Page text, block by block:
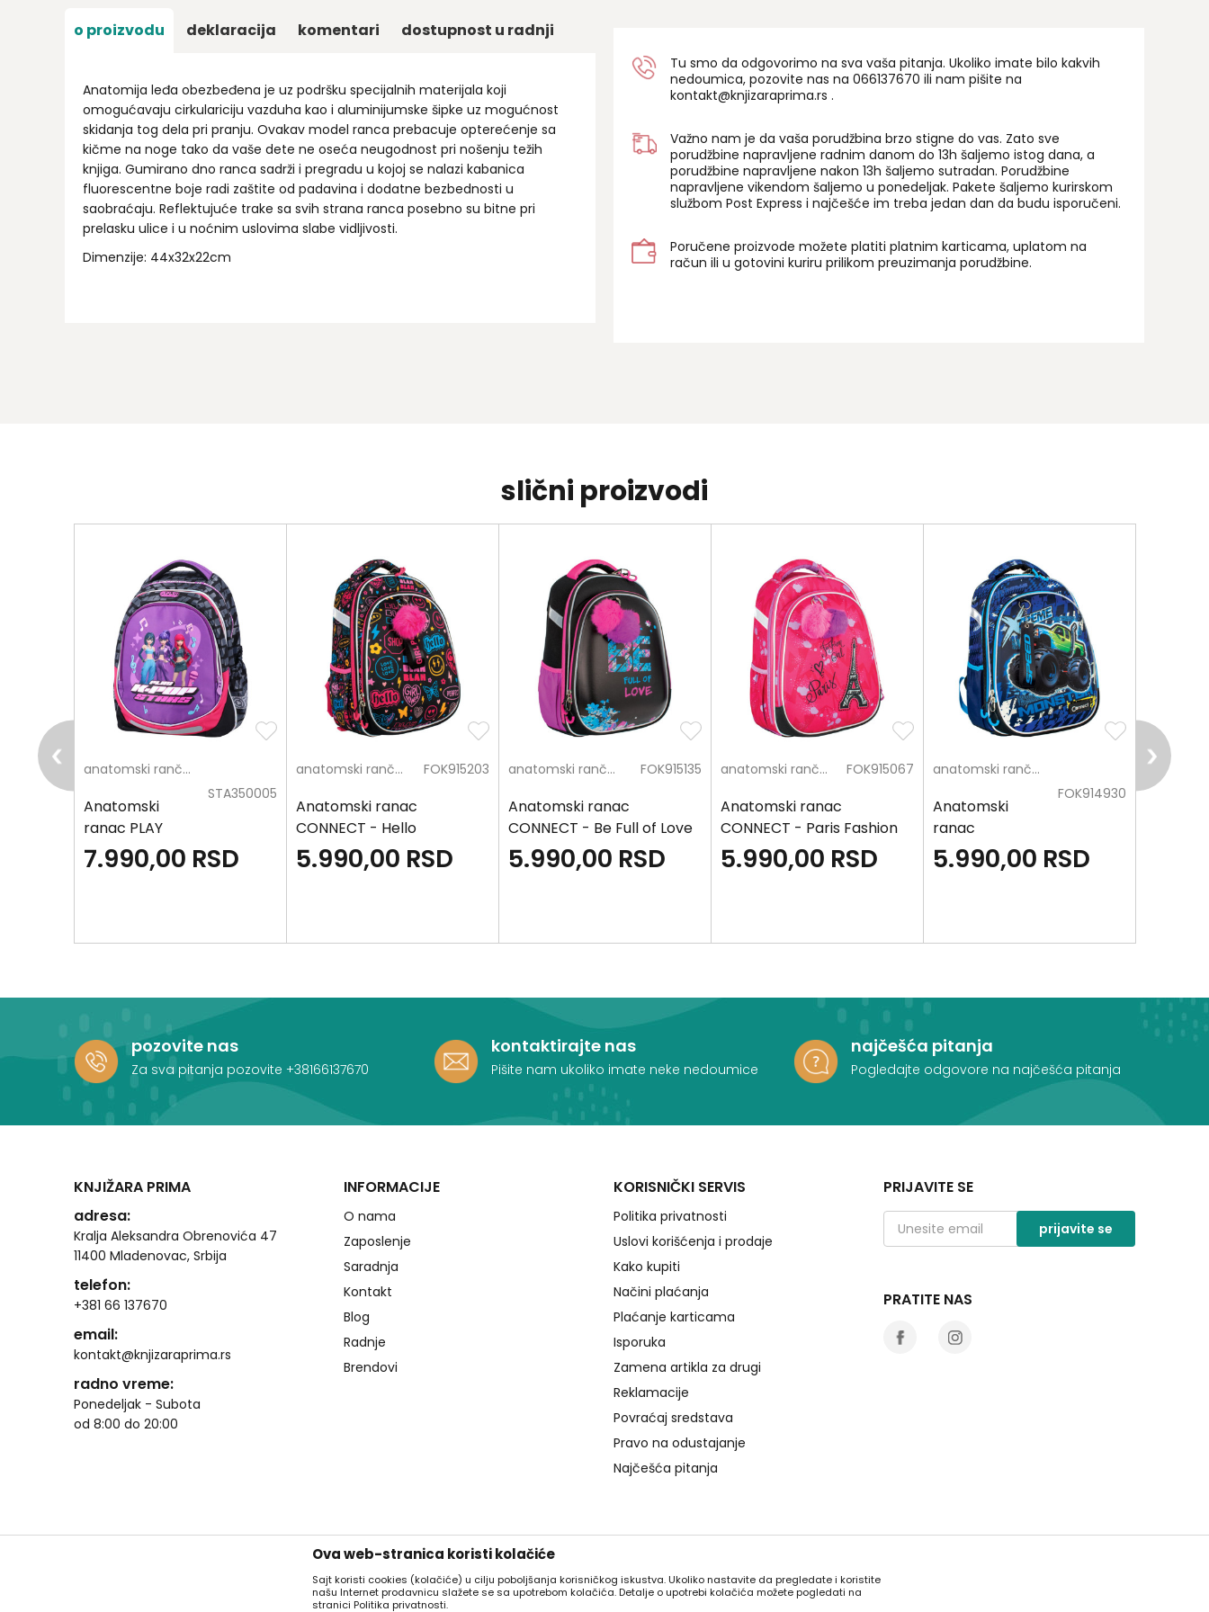
o proizvodu deklaracija komentari dostupnost u radnji
Anatomija leđa obezbeđena je uz podršku specijalnih materijala koji
omogućavaju cirkulariciju vazduha kao i aluminijumske šipke uz mogućnost
skidanja tog dela pri pranju. Ovakav model ranca prebacuje opterećenje sa
kičme na noge tako da vaše dete ne oseća neugodnost pri nošenju težih
knjiga. Gumirano dno ranca sadrži i pregradu u kojoj se nalazi kabanica
fluorescentne boje radi zaštite od padavina i dodatne bezbednosti u
saobraćaju. Reflektujuće trake sa svih strana ranca posebno su bitne pri
prelasku ulice i u noćnim uslovima slabe vidljivosti.
Dimenzije: 44x32x22cm
pošalji
Tu smo da odgovorimo na sva vaša pitanja. Ukoliko imate bilo kakvih
nedoumica, pozovite nas na 066137670 ili nam pišite na
kontakt@knjizaraprima.rs .
Važno nam je da vaša porudžbina brzo stigne do vas. Zato sve
porudžbine napravljene radnim danom do 13h šaljemo istog dana, a
porudžbine napravljene nakon 13h šaljemo sutradan. Porudžbine
napravljene vikendom šaljemo u ponedeljak. Pakete šaljemo kurirskom
službom Post Express i najčešće im treba jedan dan da budu isporučeni.
Poručene proizvode možete platiti platnim karticama, uplatom na
račun ili u gotovini kuriru prilikom preuzimanja porudžbine.
slični proizvodi
anatomski rančevi
STA350005
Anatomski
ranac PLAY
Maxx - K-POP
7.990,00 RSD
anatomski rančevi FOK915203
Anatomski ranac
CONNECT - Hello
5.990,00 RSD
anatomski rančevi FOK915135
Anatomski ranac
CONNECT - Be Full of Love
5.990,00 RSD
anatomski rančevi FOK915067
Anatomski ranac
CONNECT - Paris Fashion
Girl
5.990,00 RSD
anatomski rančevi
FOK914930
Anatomski
ranac
CONNECT -
Monster Race
5.990,00 RSD
pozovite nas
Za sva pitanja pozovite +38166137670
kontaktirajte nas
Pišite nam ukoliko imate neke nedoumice
najčešća pitanja
Pogledajte odgovore na najčešća pitanja
KNJIŽARA PRIMA
adresa:
Kralja Aleksandra Obrenovića 47
11400 Mladenovac, Srbija
telefon:
+381 66 137670
email:
kontakt@knjizaraprima.rs
radno vreme:
Ponedeljak - Subota
od 8:00 do 20:00
INFORMACIJE
O nama
Zaposlenje
Saradnja
Kontakt
Blog
Radnje
Brendovi
KORISNIČKI SERVIS
Politika privatnosti
Uslovi korišćenja i prodaje
Kako kupiti
Načini plaćanja
Plaćanje karticama
Isporuka
Zamena artikla za drugi
Reklamacije
Povraćaj sredstava
Pravo na odustajanje
Najčešća pitanja
PRIJAVITE SE
prijavite se
PRATITE NAS
Ova web-stranica koristi kolačiće
Sajt koristi cookies (kolačiće) u cilju poboljšanja korisničkog iskustva. Ukoliko nastavite da pregledate i koristite
našu Internet prodavnicu slažete se sa upotrebom kolačića. Detalje o upotrebi kolačića možete pogledati na
stranici Politika privatnosti.